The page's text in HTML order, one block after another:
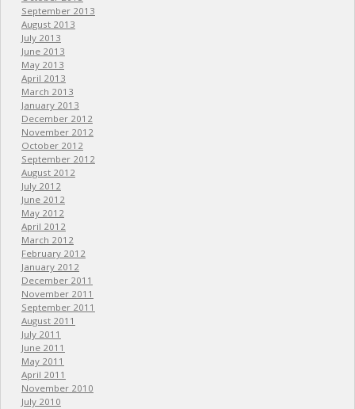
September 2013
August 2013
July 2013
June 2013
May 2013
April 2013
March 2013
January 2013
December 2012
November 2012
October 2012
September 2012
August 2012
July 2012
June 2012
May 2012
April 2012
March 2012
February 2012
January 2012
December 2011
November 2011
September 2011
August 2011
July 2011
June 2011
May 2011
April 2011
November 2010
July 2010